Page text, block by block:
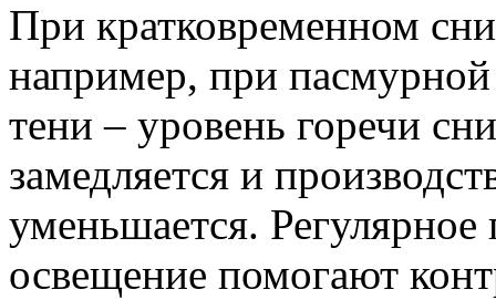
При кратковременном
например, при
тени – уровень горечи
замедляется и
уменьшается.
освещение помогают